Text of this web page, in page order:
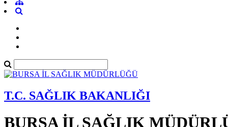
T.C. SAĞLIK BAKANLIĞI
BURSA İL SAĞLIK